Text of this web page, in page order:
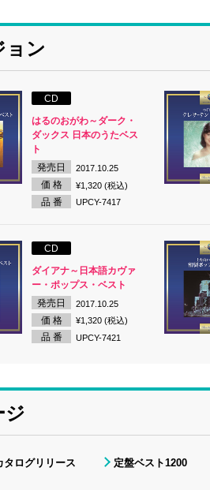
ョン
CD
はるのおがわ～ダーク・
ダックス 日本のうたベス
ト
発売日
2017.10.25
価 格 ¥1,320 (税込)
品 番 UPCY-7417
CD
ダイアナ～日本語カヴァ
ー・ポップス・ベスト
発売日
2017.10.25
価 格 ¥1,320 (税込)
品 番 UPCY-7421
ジ
タログリリース 定盤ベスト1200